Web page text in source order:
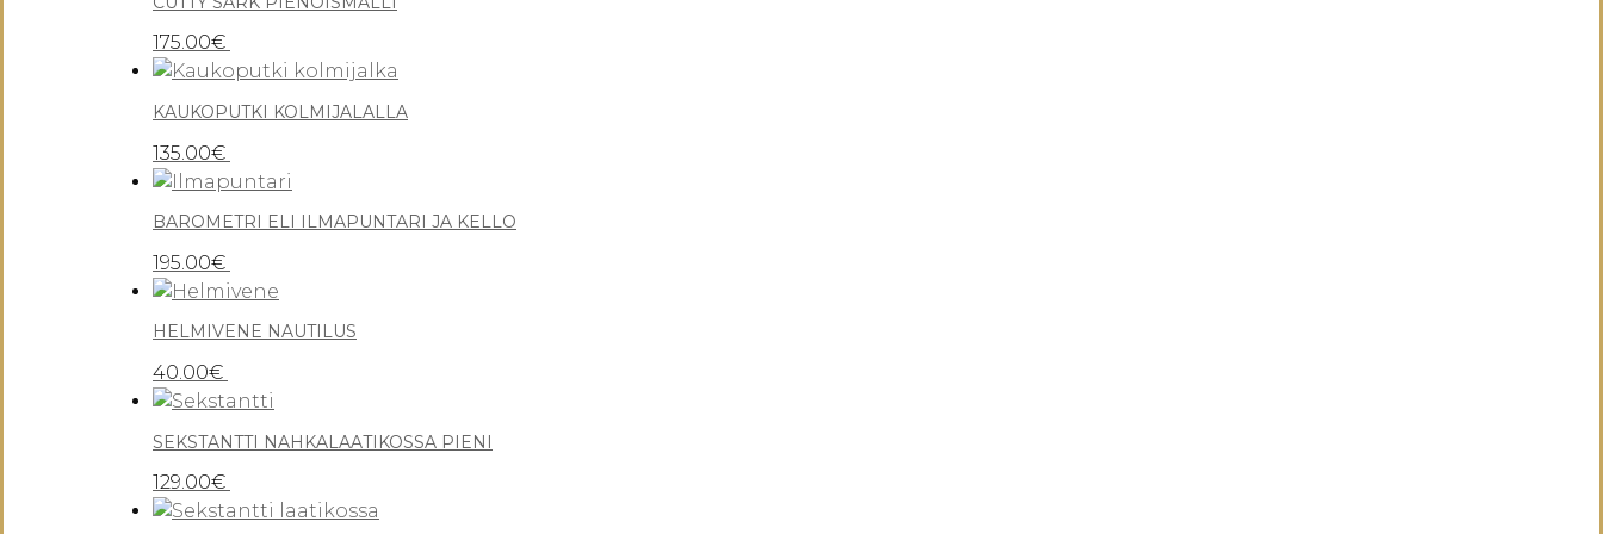
175.00€
KAUKOPUTKI KOLMIJALALLA
135.00€
BAROMETRI ELI ILMAPUNTARI JA KELLO
195.00€
HELMIVENE NAUTILUS
40.00€
SEKSTANTTI NAHKALAATIKOSSA PIENI
129.00€